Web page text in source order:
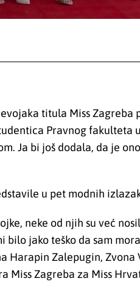
titula Miss
Pravnog
Ja bi još dodala, da je
u pet modnih
neke od njih su već
bilo jako teško da sam
Harapin Zalepugin,
Miss Zagreba za Miss